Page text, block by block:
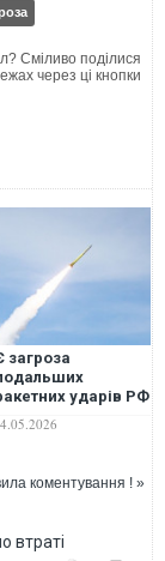
Сміливо поділися
через ці кнопки
загроза
ударів РФ
- Ігнат
коментування ! »
втраті